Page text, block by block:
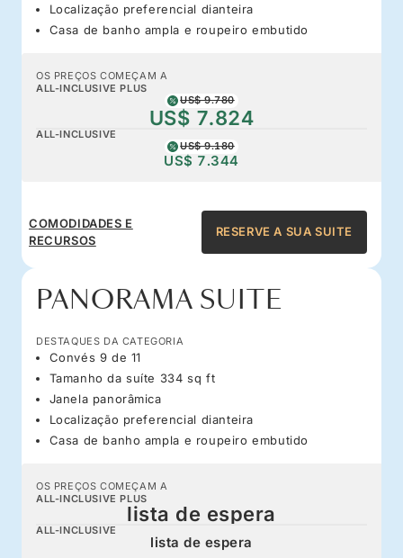
Localização preferencial dianteira
Casa de banho ampla e roupeiro embutido
OS PREÇOS COMEÇAM A
ALL-INCLUSIVE PLUS
US$ 9.780
US$ 7.824
ALL-INCLUSIVE
US$ 9.180
US$ 7.344
COMODIDADES E
RECURSOS
RESERVE A SUA SUITE
PANORAMA SUITE
DESTAQUES DA CATEGORIA
Convés 9 de 11
Tamanho da suíte 334 sq ft
Janela panorâmica
Localização preferencial dianteira
Casa de banho ampla e roupeiro embutido
OS PREÇOS COMEÇAM A
ALL-INCLUSIVE PLUS
lista de espera
ALL-INCLUSIVE
lista de espera